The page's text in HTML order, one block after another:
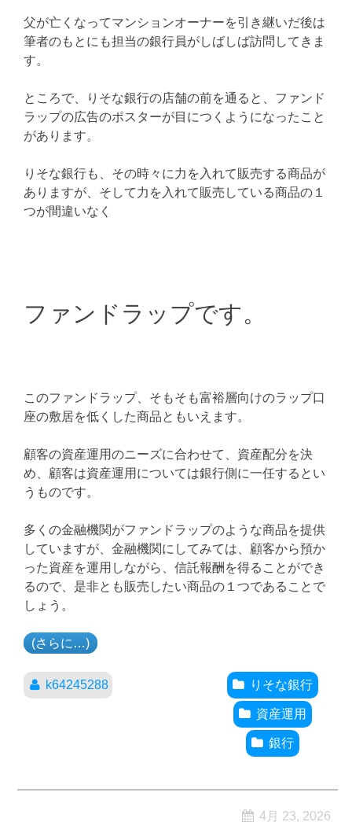
父が亡くなってマンションオーナーを引き継いだ後は
筆者のもとにも担当の銀行員がしばしば訪問してきま
す。
ところで、りそな銀行の店舗の前を通ると、ファンド
ラップの広告のポスターが目につくようになったこと
があります。
りそな銀行も、その時々に力を入れて販売する商品が
ありますが、そして力を入れて販売している商品の１
つが間違いなく
ファンドラップです。
このファンドラップ、そもそも富裕層向けのラップ口
座の敷居を低くした商品ともいえます。
顧客の資産運用のニーズに合わせて、資産配分を決
め、顧客は資産運用については銀行側に一任するとい
うものです。
多くの金融機関がファンドラップのような商品を提供
していますが、金融機関にしてみては、顧客から預か
った資産を運用しながら、信託報酬を得ることができ
るので、是非とも販売したい商品の１つであることで
しょう。
(さらに…)
k64245288 りそな銀行
資産運用
銀行
4月 23, 2026